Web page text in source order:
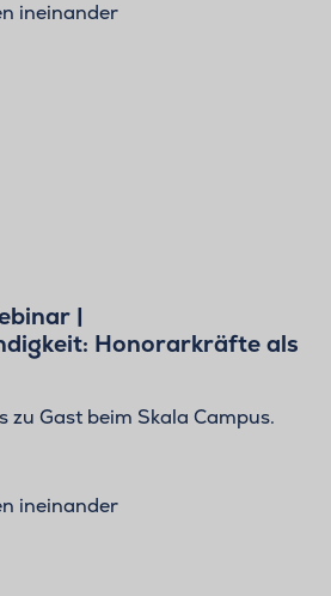
|
Honorarkräfte als
zu Gast beim Skala Campus.